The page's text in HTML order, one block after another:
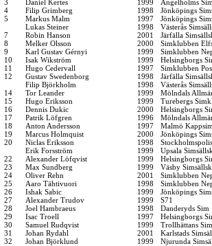
3
Daniel Kertes 1999
Ängelholms
4
Filip Grimberg 1998
Jönköpings
5
Markus Malm 1997
Jönköpings
Lukas Steiner
1998
Västerås
7
Robin Hanson 2001
Järfälla
8
Melker Olsson 2000
Simklubben
9
Karl Gustav Gérnyi 1999
Simklubben
10
Isak Wikström 1999
Helsingborgs
11
Hugo Cedervall 1997
Simklubben
12
Gustav Swedenborg 1998
Järfälla
Filip Björkholm
1998
Västerås
14
Tor Leander 1999
Mölndals
15
Hugo Eriksson 1999
Turebergs
16
Dennis Dukic 2000
Helsingborgs
17
Patrik Löfgren 1996
Mölndals
18
Anton Andersson 1997
Malmö
19
Marcus Holmquist 2000
Jönköpings
20
Niclas Eriksson 1998
Erik Forsström
1999
Upsala
22
Alexander Löfqvist 1999
Helsingborgs
23
Max Sundberg 1999
Väsby
24
Oliver Rehn 2001
Simklubben
25
Aaro Tähtivuori 1998
Simklubben
26
Ishak Sabic 1999
Jönköpings
27
Alexander Trudov 1999
S71
28
Joel Hambraeus 1998
Danderyds Sim
29
Isac Troell 1997
Helsingborgs
30
Samuel Rudqvist 1999
Trollhättans
31
Johan Rydahl 2001
Karlstads
32
Johan Björklund 1999 Njurunda